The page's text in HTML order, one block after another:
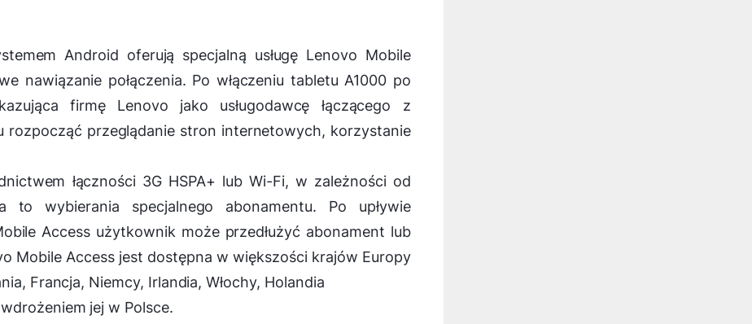
Android oferują specjalną usługę Lenovo Mobile
nawiązanie połączenia. Po włączeniu tabletu A1000 po
firmę Lenovo jako usługodawcę łączącego z
rozpocząć przeglądanie stron internetowych, korzystanie
łączności 3G HSPA+ lub Wi-Fi, w zależności od
to wybierania specjalnego abonamentu. Po upływie
Access użytkownik może przedłużyć abonament lub
Mobile Access jest dostępna w większości krajów Europy
Francja, Niemcy, Irlandia, Włochy, Holandia
jej w Polsce.